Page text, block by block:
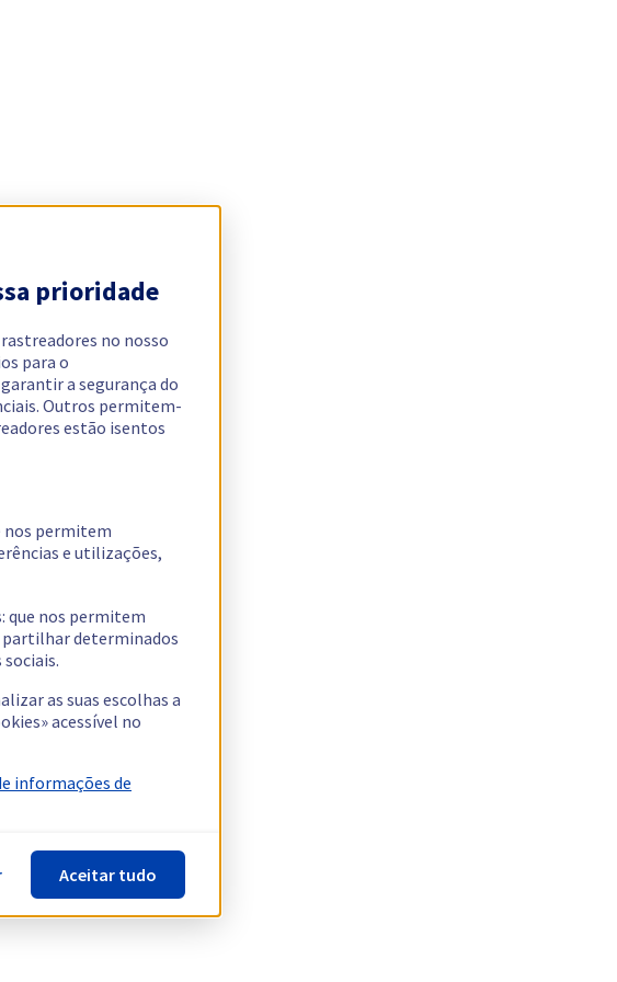
prioridade
no nosso
para o
a segurança do
Outros permitem-
estão isentos
nos permitem
e utilizações,
que nos permitem
partilhar determinados
as suas escolhas a
acessível no
informações de
Aceitar tudo